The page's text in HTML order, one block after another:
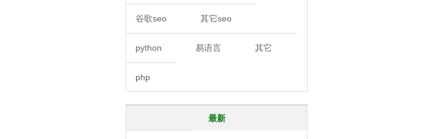
谷歌seo 其它seo
python 易语言 其它
php
最新